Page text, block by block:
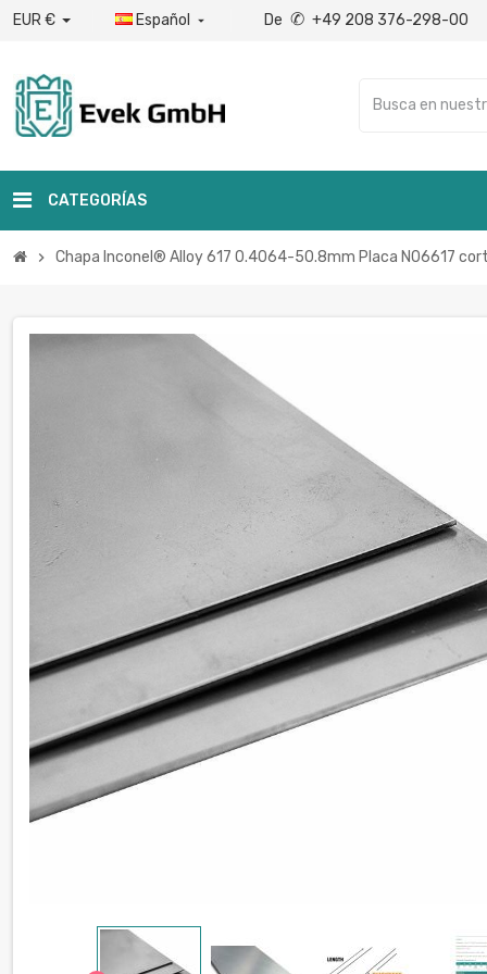
EUR € Español  De ✆ +49 208 376-298-00
CATEGORÍAS
chevron_right Chapa Inconel® Alloy 617 0.4064-50.8mm Placa N06617